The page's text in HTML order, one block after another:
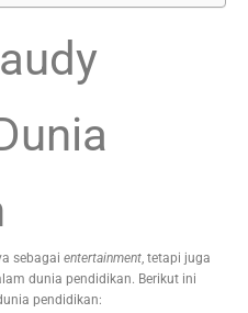
sebagai entertainment, tetapi juga
dunia pendidikan. Berikut ini
pendidikan: